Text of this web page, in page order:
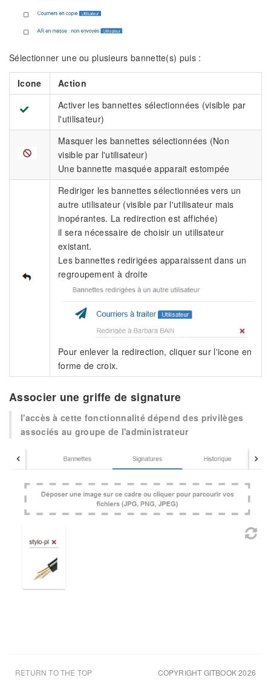
Sélectionner une ou plusieurs bannette(s) puis :
Icone
Action
Activer les bannettes sélectionnées (visible par
l'utilisateur)
Masquer les bannettes sélectionnées (Non
visible par l'utilisateur)
Une bannette masquée apparait estompée
Rediriger les bannettes sélectionnées vers un
autre utilisateur (visible par l'utilisateur mais
inopérantes. La redirection est affichée)
il sera nécessaire de choisir un utilisateur
existant.
Les bannettes redirigées apparaissent dans un
regroupement à droite
Pour enlever la redirection, cliquer sur l'icone en
forme de croix.
Associer une griffe de signature
l'accès à cette fonctionnalité dépend des privilèges
associés au groupe de l'administrateur
COPYRIGHT GITBOOK 2026
RETURN TO THE TOP